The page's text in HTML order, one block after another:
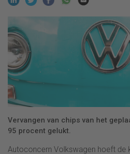
Vervangen van chips van het
95 procent gelukt.
Autoconcern Volkswagen hoeft de